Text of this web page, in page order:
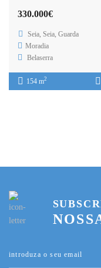
330.000€
Seia, Seia, Guarda
Moradia
Belaserra
154 m2